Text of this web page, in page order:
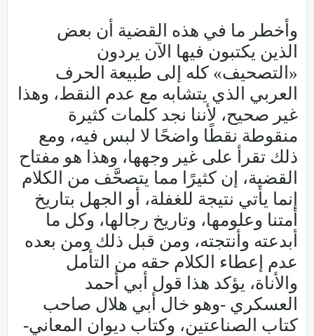
وأخطر ما في هذه القضية أن بعض
الذين يكتبون فيها الآن يردون
«التصحيف» كله إلى طبيعة الحرف
العربي الذي يتشابه مع عدم النقط، وهذا
غير صحيح، لأننا نجد كلمات كثيرة
منقوطة نقطًا واضحًا لا لبس فيه، ومع
ذلك تقرأ على غير وجهها، وهذا هو مفتاح
القضية، إن كثيرًا مما يتصحَّف من الكلام
إنما يأتي نتيجة للغفلة، أو الجهل بتاريخ
أمتنا وعلومها، وتاريخ رجالها، وكل ما
أبدعته وأنتجته، ومن قبل ذلك ومن بعده
عدم إعطاء الكلام حقه من التأمل
والأناة، يؤكد هذا قول أبي أحمد
العسكري -وهو خال أبي هلال صاحب
كتاب الصناعتين، وكتاب ديوان المعاني-